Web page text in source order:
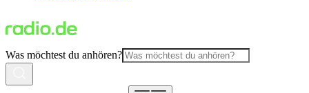
Was möchtest du anhören?